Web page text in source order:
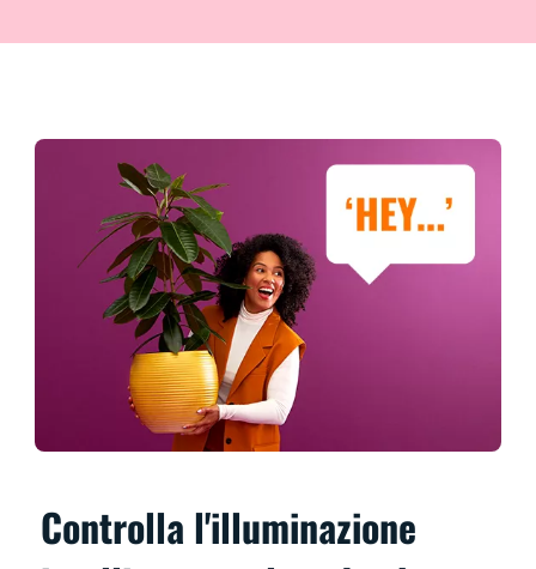
Controlla l'illuminazione